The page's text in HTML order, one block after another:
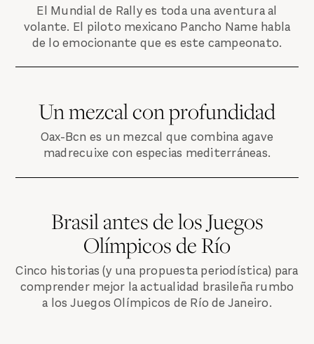
El Mundial de Rally es toda una aventura al
volante. El piloto mexicano Pancho Name habla
de lo emocionante que es este campeonato.
Un mezcal con profundidad
Oax-Bcn es un mezcal que combina agave
madrecuixe con especias mediterráneas.
Brasil antes de los Juegos
Olímpicos de Río
Cinco historias (y una propuesta periodística) para
comprender mejor la actualidad brasileña rumbo
a los Juegos Olímpicos de Río de Janeiro.